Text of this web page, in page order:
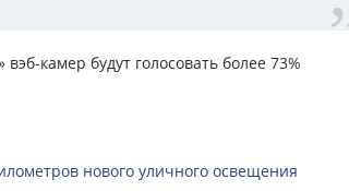
камер будут голосовать более 73%
нового уличного освещения